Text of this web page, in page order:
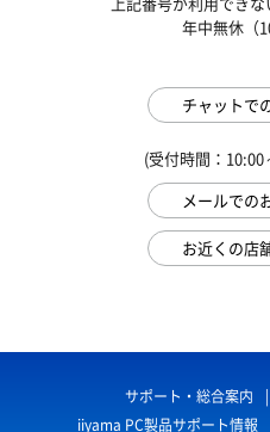
年中無休（
チャットで
(受付時間：
メールでの
お近くの店
サポート・総合案内
iiyama PC製品サポート情報